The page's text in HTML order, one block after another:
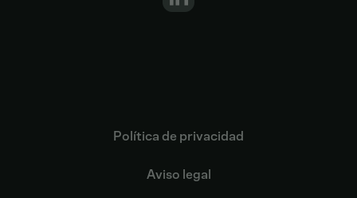
Política de privacidad
Aviso legal